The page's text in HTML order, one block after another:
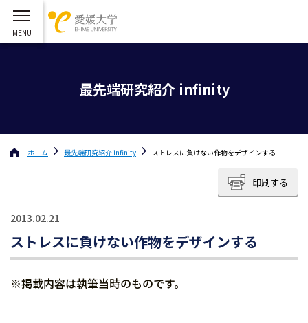
最先端研究紹介 infinity
ホーム 最先端研究紹介 infinity ストレスに負けない作物をデザインする
印刷する
2013.02.21
ストレスに負けない作物をデザインする
※掲載内容は執筆当時のものです。